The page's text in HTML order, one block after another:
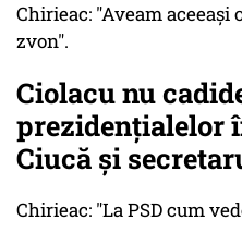
Chirieac: "Aveam aceeași
zvon".
Ciolacu nu
prezidențialelor
Ciucă și
Chirieac: "La PSD cum